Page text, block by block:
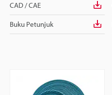
CAD / CAE
Buku Petunjuk